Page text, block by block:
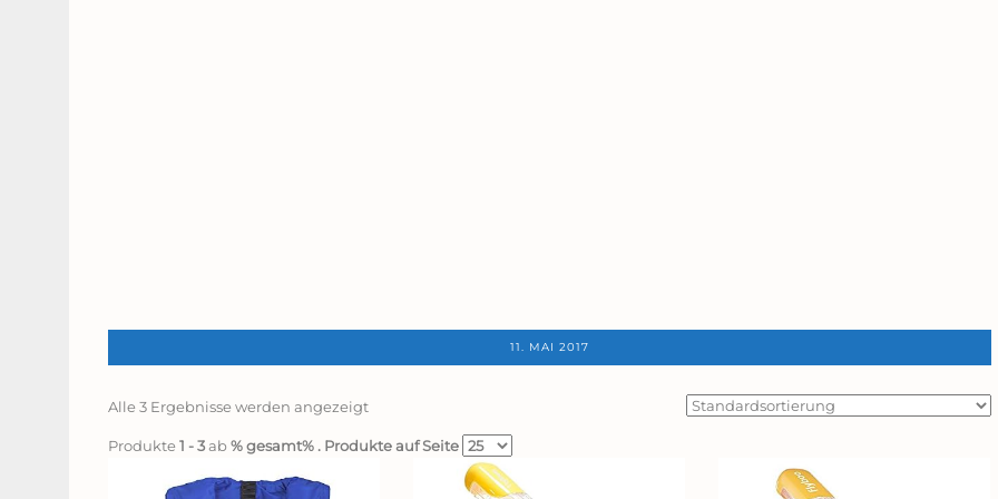
11. MAI 2017
Alle 3 Ergebnisse werden angezeigt
Produkte1 - 3ab% gesamt% . Produkte auf Seite